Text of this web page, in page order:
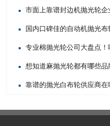
专业棉抛光轮公司大盘点
想知道麻抛光轮都有哪些品
靠谱的抛光白布轮供应商在